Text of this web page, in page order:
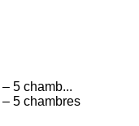
5 chamb...
– 5 chambres